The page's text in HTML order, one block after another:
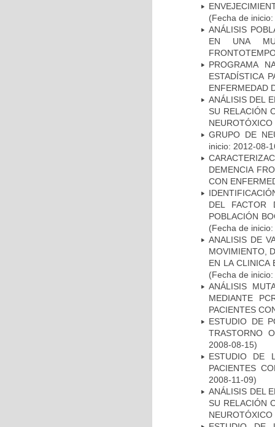
(Fecha de
ANÁLISIS
EN UNA
PROGRAMA
ESTADÍSTICA
ENFERMEDAD
ANÁLISIS DEL
SU RELACIÓN
NEUROTÓXICO
GRUPO DE
inicio: 2012-08-
DEMENCIA
CON
DEL FACTOR
POBLACIÓN
(Fecha de
ANALISIS DE
MOVIMIENTO,
EN LA CLINICA
(Fecha de
ANÁLISIS
MEDIANTE
PACIENTES
ESTUDIO DE
TRASTORNO
2008-08-15)
ESTUDIO DE
PACIENTES
2008-11-09)
ANÁLISIS DEL
SU RELACIÓN
NEUROTÓXICO